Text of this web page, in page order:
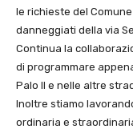
le richieste del
danneggiati della via
Continua la
di programmare
Palo II e nelle altre
Inoltre stiamo
ordinaria e